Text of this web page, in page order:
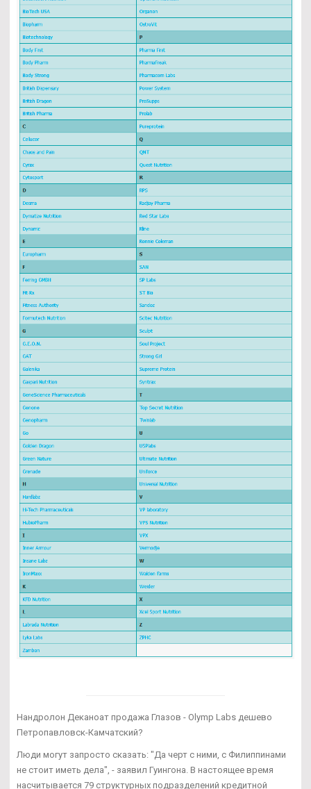
Нандролон Деканоат продажа Глазов - Olymp Labs дешево
Петропавловск-Камчатский?
Люди могут запросто сказать: "Да черт с ними, с Филиппинами
не стоит иметь дела", - заявил Гуингона. В настоящее время
насчитывается 79 структурных подразделений кредитной